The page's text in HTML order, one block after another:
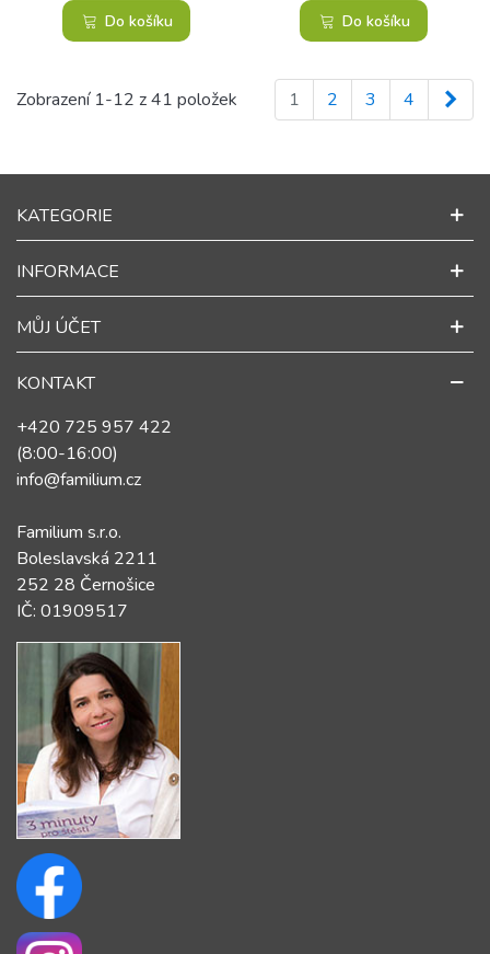
Do košíku Do košíku
Zobrazení 1-12 z 41 položek 1 2 3 4
KATEGORIE
INFORMACE
MŮJ ÚČET
KONTAKT
+420 725 957 422
(8:00-16:00)
info@familium.cz
Familium s.r.o.
Boleslavská 2211
252 28 Černošice
IČ: 01909517